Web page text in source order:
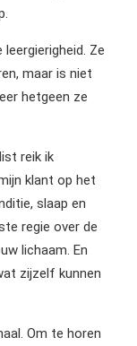
Ze
maar is niet
hetgeen ze
reik ik
klant op het
slaap en
regie over de
lichaam. En
zijzelf kunnen
Om te horen